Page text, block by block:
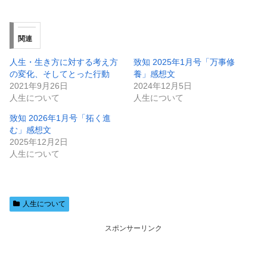
関連
人生・生き方に対する考え方
の変化、そしてとった行動
2021年9月26日
人生について
致知 2025年1月号「万事修
養」感想文
2024年12月5日
人生について
致知 2026年1月号「拓く進
む」感想文
2025年12月2日
人生について
人生について
スポンサーリンク